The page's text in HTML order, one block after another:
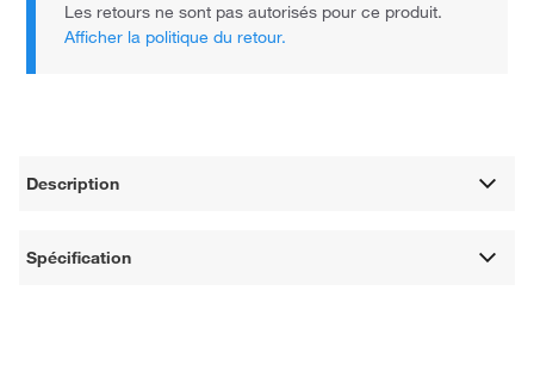
Les retours ne sont pas autorisés pour ce produit.
Afficher la politique du retour.
Description
Spécification